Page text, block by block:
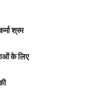
श्रम
के लिए